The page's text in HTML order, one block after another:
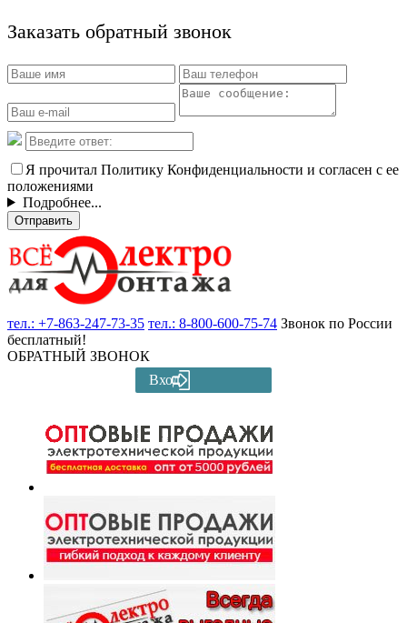
Заказать обратный звонок
Я прочитал Политику Конфиденциальности и согласен с ее
положениями
Подробнее...
Отправить
тел.: +7-863-247-73-35 тел.: 8-800-600-75-74 Звонок по России
бесплатный!
ОБРАТНЫЙ ЗВОНОК
Вход